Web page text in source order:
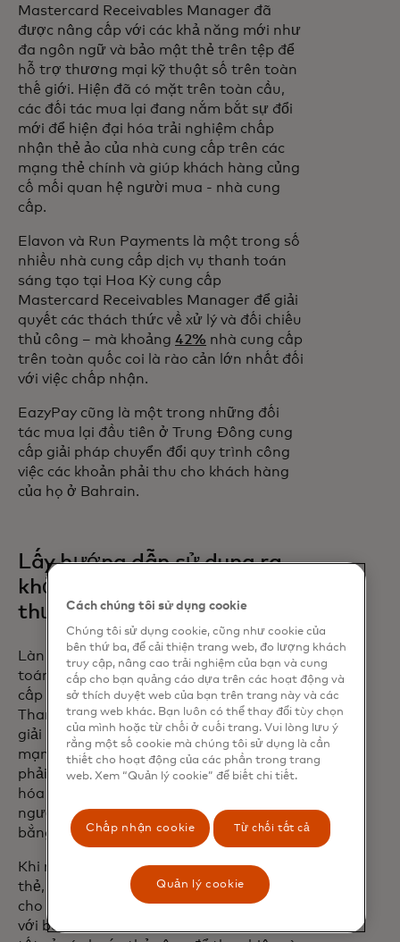
Mastercard Receivables Manager đã
được nâng cấp với các khả năng mới như
đa ngôn ngữ và bảo mật thẻ trên tệp để
hỗ trợ thương mại kỹ thuật số trên toàn
thế giới. Hiện đã có mặt trên toàn cầu,
các đối tác mua lại đang nắm bắt sự đổi
mới để hiện đại hóa trải nghiệm chấp
nhận thẻ ảo của nhà cung cấp trên các
mạng thẻ chính và giúp khách hàng củng
cố mối quan hệ người mua - nhà cung
cấp.
Elavon và Run Payments là một trong số
nhiều nhà cung cấp dịch vụ thanh toán
sáng tạo tại Hoa Kỳ cung cấp
Mastercard Receivables Manager để giải
quyết các thách thức về xử lý và đối chiếu
thủ công – mà khoảng 42% nhà cung cấp
trên toàn quốc coi là rào cản lớn nhất đối
với việc chấp nhận.
EazyPay cũng là một trong những đối
tác mua lại đầu tiên ở Trung Đông cung
cấp giải pháp chuyển đổi quy trình công
việc các khoản phải thu cho khách hàng
của họ ở Bahrain.
Lấy hướng dẫn sử dụng ra
khỏi các khoản thanh toán
thương mại
Làn sóng tiếp theo của đổi mới thanh
toán B2B đang ở đây - và nhiều nhà cung
cấp dịch vụ thanh toán đã chấp nhận nó.
Thanh toán trực tiếp thương mại là một
giải pháp mới không phụ thuộc vào
mạng thẻ, hỗ trợ tự động hóa các khoản
phải thu cho các nhà cung cấp và tối ưu
hóa cơ hội thanh toán kỹ thuật số cho
người mua ngày càng muốn thanh toán
bằng thẻ.
Khi người mua bắt đầu thanh toán bằng
thẻ, Thanh toán trực tiếp thương mại
cho phép thanh toán được xử lý trực tiếp
với bên mua của nhà cung cấp - loại bỏ
Cách chúng tôi sử dụng cookie
Chúng tôi sử dụng cookie, cũng như cookie của
bên thứ ba, để cải thiện trang web, đo lượng khách
truy cập, nâng cao trải nghiệm của bạn và cung
cấp cho bạn quảng cáo dựa trên các hoạt động và
sở thích duyệt web của bạn trên trang này và các
trang web khác. Bạn luôn có thể thay đổi tùy chọn
của mình hoặc từ chối ở cuối trang. Vui lòng lưu ý
rằng một số cookie mà chúng tôi sử dụng là cần
thiết cho hoạt động của các phần trong trang
web. Xem “Quản lý cookie” để biết chi tiết.
Chấp nhận cookie Từ chối tất cả
Quản lý cookie